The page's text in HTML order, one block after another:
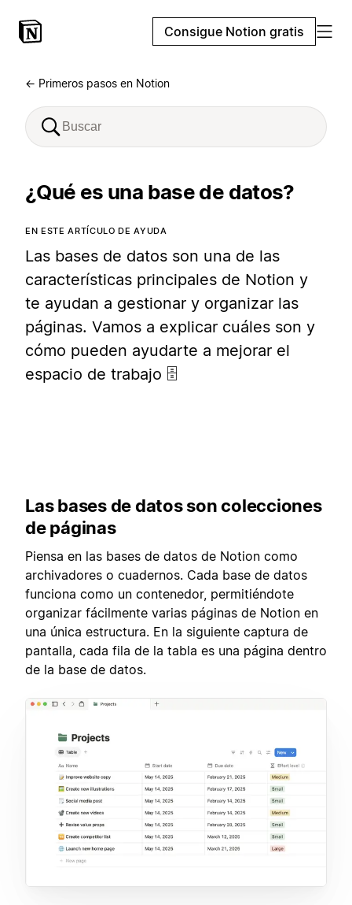
Consigue Notion gratis
← Primeros pasos en Notion
¿Qué es una base de datos?
EN ESTE ARTÍCULO DE AYUDA
Las bases de datos son una de las
características principales de Notion y
te ayudan a gestionar y organizar las
páginas. Vamos a explicar cuáles son y
cómo pueden ayudarte a mejorar el
espacio de trabajo 🗄
Las bases de datos son colecciones
de páginas
Piensa en las bases de datos de Notion como
archivadores o cuadernos. Cada base de datos
funciona como un contenedor, permitiéndote
organizar fácilmente varias páginas de Notion en
una única estructura. En la siguiente captura de
pantalla, cada fila de la tabla es una página dentro
de la base de datos.